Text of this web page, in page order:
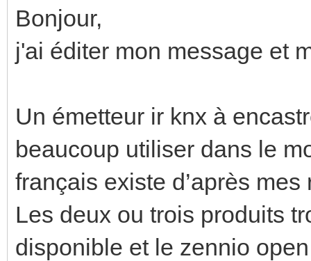
Bonjour,
j'ai éditer mon message et
Un émetteur ir knx à
beaucoup utiliser dans le
français existe d’après mes
Les deux ou trois produits
disponible et le zennio